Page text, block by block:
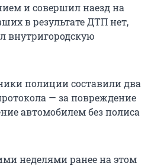
и совершил наезд на
в результате ДТП нет,
внутригородскую
полиции составили два
— за повреждение
автомобилем без полиса
неделями ранее на этом